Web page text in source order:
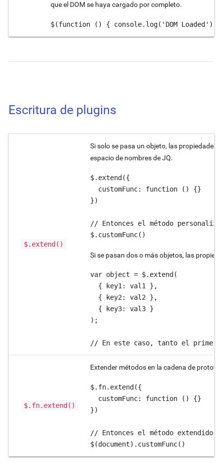
que el DOM se haya cargado por completo.
$(function () { console.log('DOM Loaded')
Escritura de plugins
$.extend()
Si solo se pasa un objeto, las propiedades
espacio de nombres de JQ.
$.extend({
  customFunc: function () {}
})
// Entonces el método
Si se pasan dos o más objetos, las
var object = $.extend(
  { key1: val1 },
  { key2: val2 },
  { key3: val3 }
);
// En este caso, tanto el primer
$.fn.extend()
Extender métodos en la cadena de
$.fn.extend({
  customFunc: function () {}
})
// Entonces el método extendido
$(document).customFunc()